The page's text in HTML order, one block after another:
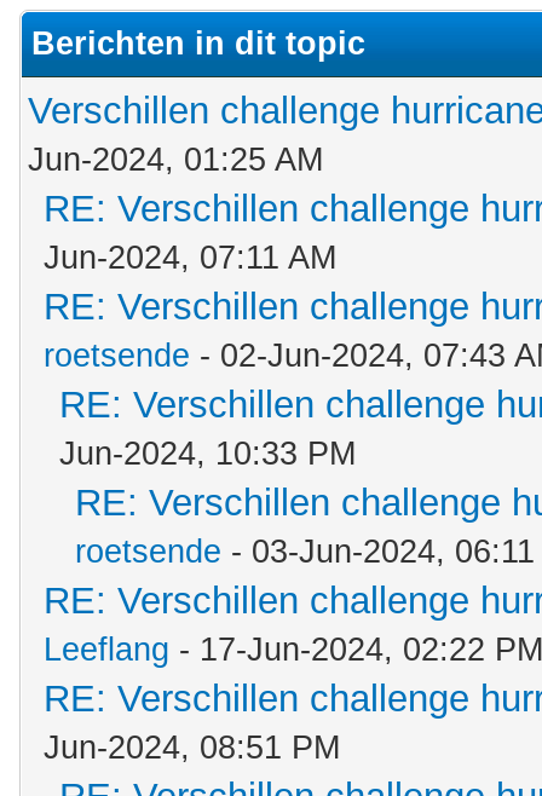
Berichten in dit topic
Verschillen challenge
Jun-2024, 01:25 AM
RE: Verschillen challenge
Jun-2024, 07:11 AM
RE: Verschillen challenge
roetsende - 02-Jun-2024, 07:43
RE: Verschillen challenge
Jun-2024, 10:33 PM
RE: Verschillen challenge
roetsende - 03-Jun-2024, 06:11
RE: Verschillen challenge
Leeflang - 17-Jun-2024, 02:22 PM
RE: Verschillen challenge
Jun-2024, 08:51 PM